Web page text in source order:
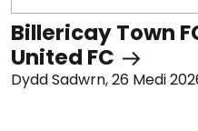
Billericay Town
United FC
Dydd Sadwrn, 26 Medi